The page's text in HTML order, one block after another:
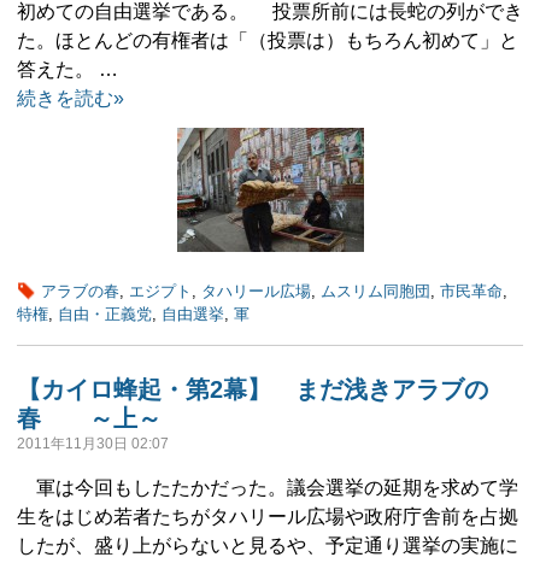
初めての自由選挙である。 投票所前には長蛇の列ができ
た。ほとんどの有権者は「（投票は）もちろん初めて」と
答えた。 …
続きを読む»
アラブの春, エジプト , タハリール広場, ムスリム同胞団 , 市民革命,
特権, 自由・正義党, 自由選挙, 軍
【カイロ蜂起・第2幕】 まだ浅きアラブの
春 ～上～
2011年11月30日 02:07
軍は今回もしたたかだった。議会選挙の延期を求めて学
生をはじめ若者たちがタハリール広場や政府庁舎前を占拠
したが、盛り上がらないと見るや、予定通り選挙の実施に